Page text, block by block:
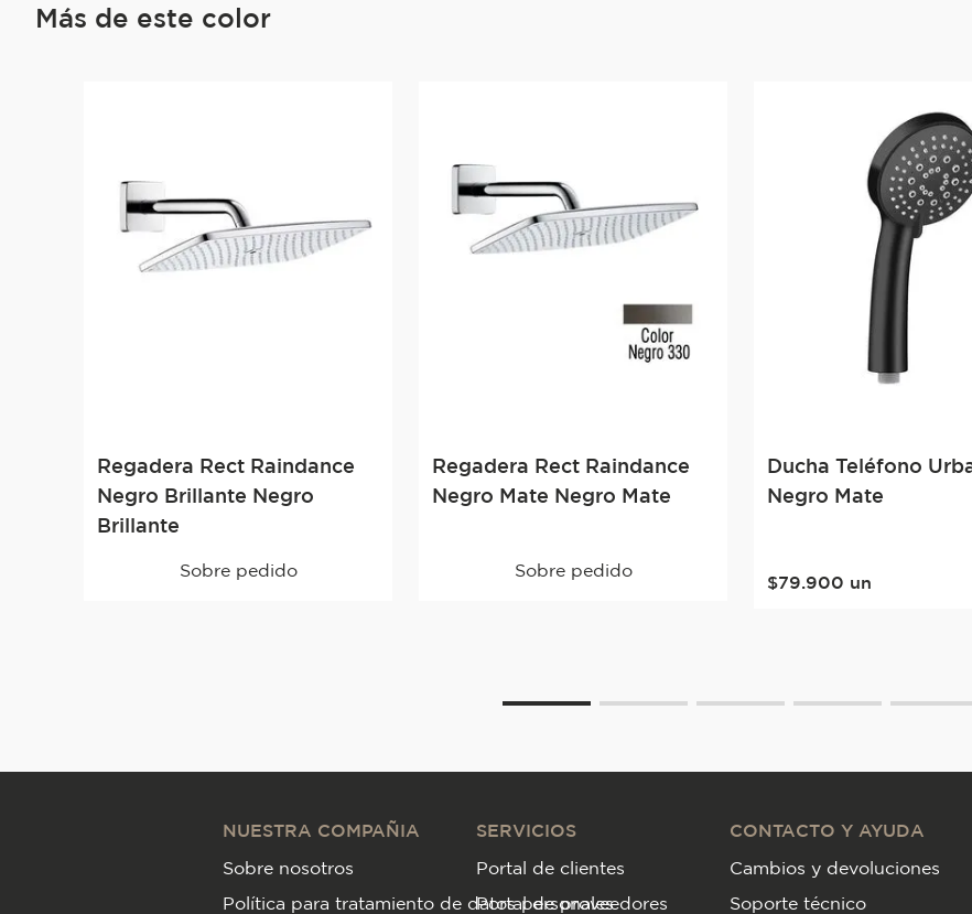
Más de este color
Regadera Rect Raindance
Negro Brillante Negro
Brillante
Sobre pedido
Regadera Rect Raindance
Negro Mate Negro Mate
Sobre pedido
Ducha Teléfono
Negro Mate
$79.900 un
NUESTRA COMPAÑIA
Sobre nosotros
Política para tratamiento de datos personales
SERVICIOS
Portal de clientes
Portal de proveedores
CONTACTO Y AYUDA
Cambios y devoluciones
Soporte técnico